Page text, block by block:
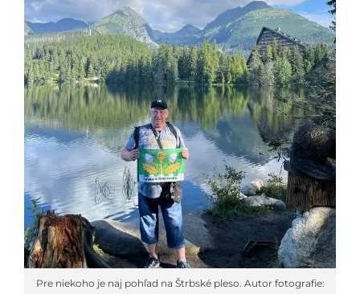
Pre niekoho je naj pohľad na Štrbské pleso. Autor fotografie: